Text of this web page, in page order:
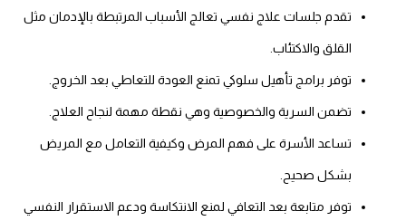
تقدم جلسات علاج نفسي تعالج الأسباب المرتبطة بالإدمان مثل
القلق والاكتئاب.
توفر برامج تأهيل سلوكي تمنع العودة للتعاطي بعد الخروج.
تضمن السرية والخصوصية وهي نقطة مهمة لنجاح العلاج.
تساعد الأسرة على فهم المرض وكيفية التعامل مع المريض
بشكل صحيح.
توفر متابعة بعد التعافي لمنع الانتكاسة ودعم الاستقرار النفسي